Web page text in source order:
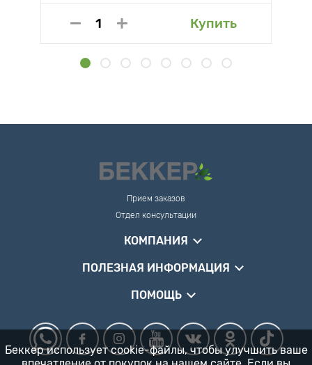
Купить
Прием заказов
Отдел консультации
КОМПАНИЯ
ПОЛЕЗНАЯ ИНФОРМАЦИЯ
ПОМОЩЬ
Беккер использует cookie-файлы, чтобы улучшить ваше